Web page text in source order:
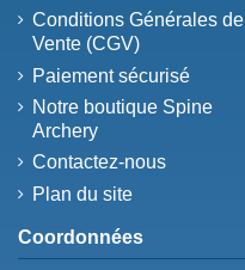
Conditions Générales de
Vente (CGV)
Paiement sécurisé
Notre boutique Spine
Archery
Contactez-nous
Plan du site
Coordonnées